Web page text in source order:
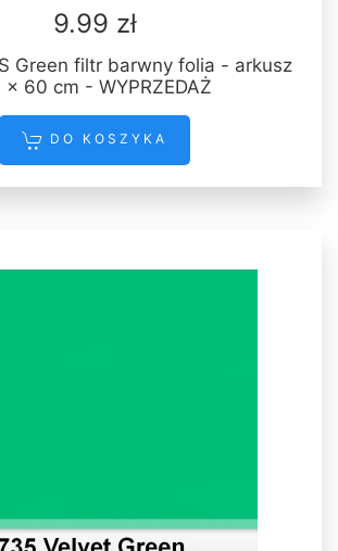
9.99 zł
Green filtr barwny folia - arkusz
x 60 cm - WYPRZEDAŻ
DO KOSZYKA